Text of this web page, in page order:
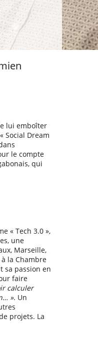
lui emboîter
Social Dream
le compte
qui
« Tech 3.0 »,
une
Marseille,
la Chambre
sa passion en
faire
calculer
». Un
projets. La